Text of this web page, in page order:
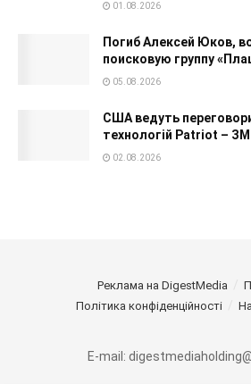
01.08.2026
Погиб Алексей Юков,
поисковую группу
05.08.2026
США ведуть
технологій Patriot – ЗМІ
02.08.2026
Реклама на DigestMedia
Політика конфіденційності
E-mail: